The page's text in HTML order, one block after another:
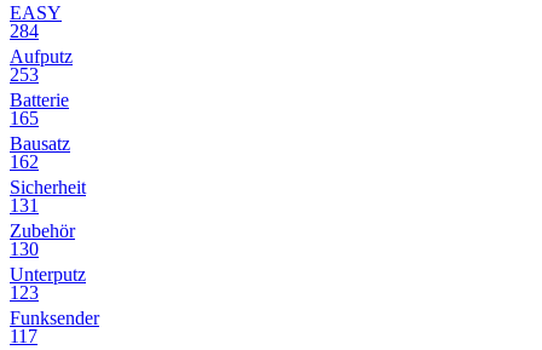
EASY
284
Aufputz
253
Batterie
165
Bausatz
162
Sicherheit
131
Zubehör
130
Unterputz
123
Funksender
117